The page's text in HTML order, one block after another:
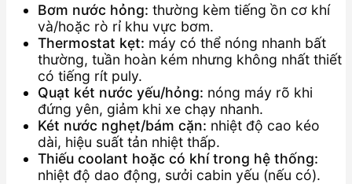
Bơm nước hỏng: thường kèm tiếng ồn cơ khí
và/hoặc rò rỉ khu vực bơm.
Thermostat kẹt: máy có thể nóng nhanh bất
thường, tuần hoàn kém nhưng không nhất thiết
có tiếng rít puly.
Quạt két nước yếu/hỏng: nóng máy rõ khi
đứng yên, giảm khi xe chạy nhanh.
Két nước nghẹt/bám cặn: nhiệt độ cao kéo
dài, hiệu suất tản nhiệt thấp.
Thiếu coolant hoặc có khí trong hệ thống:
nhiệt độ dao động, sưởi cabin yếu (nếu có).